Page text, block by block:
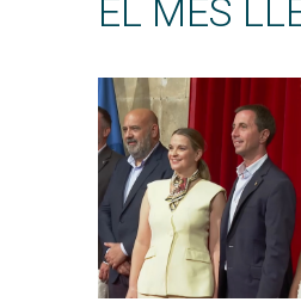
EL MÉS